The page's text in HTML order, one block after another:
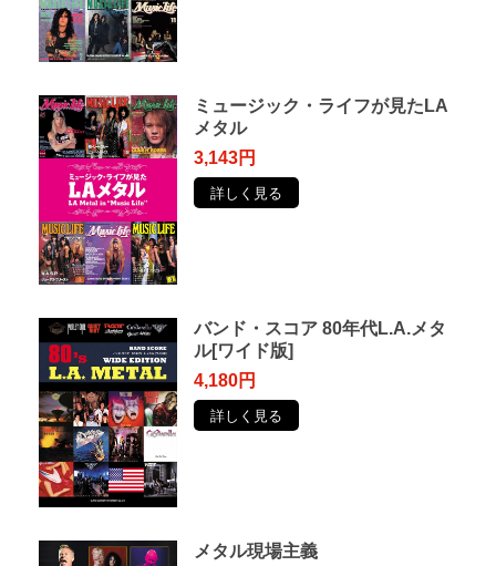
ミュージック・ライフが見たLA
メタル
3,143円
詳しく見る
バンド・スコア 80年代L.A.メタ
ル[ワイド版]
4,180円
詳しく見る
メタル現場主義